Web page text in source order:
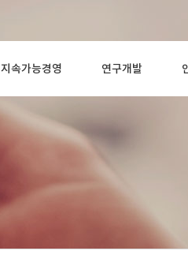
지속가능경영 연구개발